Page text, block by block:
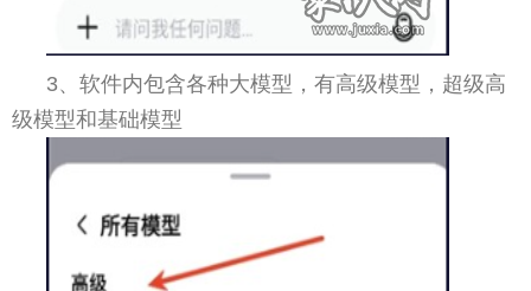
3、软件内包含各种大模型，有高级模型，超级高
级模型和基础模型